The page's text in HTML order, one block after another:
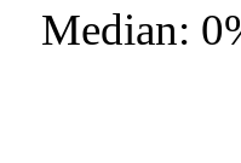
Median: